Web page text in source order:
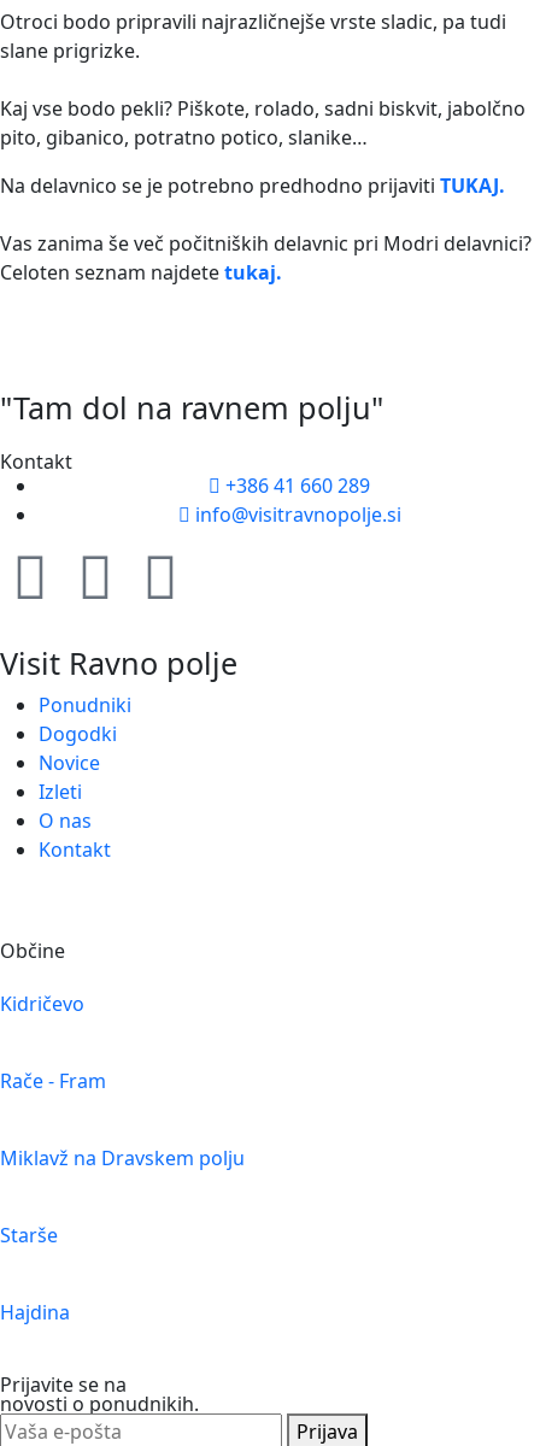
Otroci bodo pripravili najrazličnejše vrste sladic, pa tudi
slane prigrizke.
Kaj vse bodo pekli? Piškote, rolado, sadni biskvit, jabolčno
pito, gibanico, potratno potico, slanike…
Na delavnico se je potrebno predhodno prijaviti TUKAJ.
Vas zanima še več počitniških delavnic pri Modri delavnici?
Celoten seznam najdetetukaj.
"Tam dol na ravnem polju"
Kontakt
+386 41 660 289
info@visitravnopolje.si
Visit Ravno polje
Ponudniki
Dogodki
Novice
Izleti
O nas
Kontakt
Občine
Kidričevo
Rače - Fram
Miklavž na Dravskem polju
Starše
Hajdina
Prijavite se na
novosti o ponudnikih.
Prijava